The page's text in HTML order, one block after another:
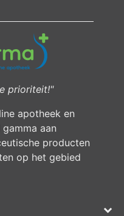
prioriteit!"
apotheek en
aan
producten
op het gebied